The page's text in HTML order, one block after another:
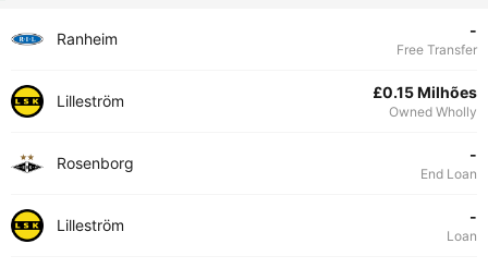
Ranheim -
Free Transfer
Lilleström £0.15 Milhões
Owned Wholly
Rosenborg -
End Loan
Lilleström -
Loan